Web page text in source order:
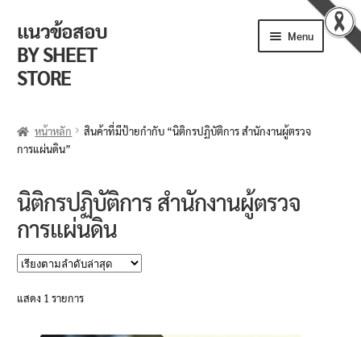
Skip
to
navigation
Skip
to
content
แนวข้อสอบ
BY SHEET
STORE
Menu
ตะกร้าสินค้า
วิธีการสั่งซื้อ
แจ้งชำระเงิน
รีวิวจากลูกค้า
หน้าหลัก
สินค้าที่มีป้ายกำกับ “นิติกรปฏิบัติการ สำนักงานผู้ตรวจ
การแผ่นดิน”
นิติกรปฏิบัติการ สำนักงานผู้ตรวจ
การแผ่นดิน
แสดง 1 รายการ